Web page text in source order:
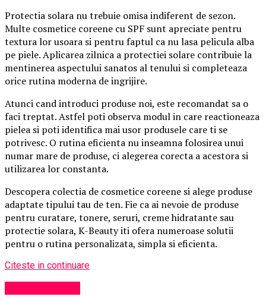
Protectia solara nu trebuie omisa indiferent de sezon.
Multe cosmetice coreene cu SPF sunt apreciate pentru
textura lor usoara si pentru faptul ca nu lasa pelicula alba
pe piele. Aplicarea zilnica a protectiei solare contribuie la
mentinerea aspectului sanatos al tenului si completeaza
orice rutina moderna de ingrijire.
Atunci cand introduci produse noi, este recomandat sa o
faci treptat. Astfel poti observa modul in care reactioneaza
pielea si poti identifica mai usor produsele care ti se
potrivesc. O rutina eficienta nu inseamna folosirea unui
numar mare de produse, ci alegerea corecta a acestora si
utilizarea lor constanta.
Descopera colectia de cosmetice coreene si alege produse
adaptate tipului tau de ten. Fie ca ai nevoie de produse
pentru curatare, tonere, seruri, creme hidratante sau
protectie solara, K-Beauty iti ofera numeroase solutii
pentru o rutina personalizata, simpla si eficienta.
Citeste in continuare